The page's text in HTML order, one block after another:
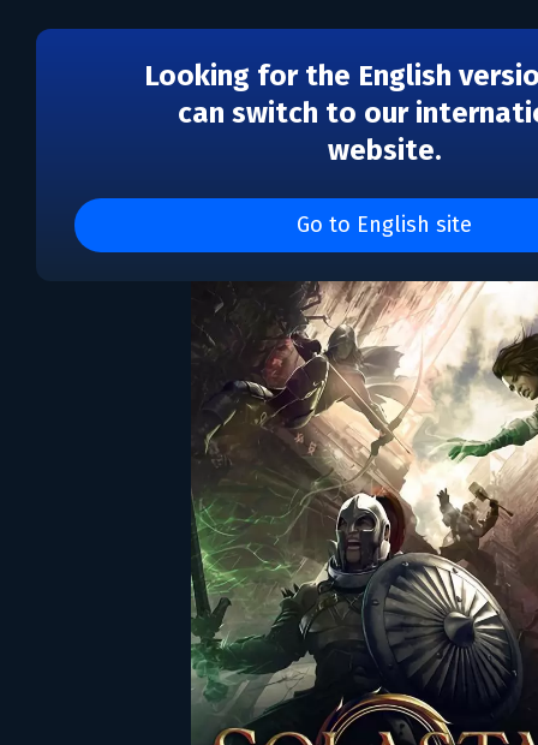
Looking for the English
can switch to our
website.
Go to English site
SOLASTA: Crown of